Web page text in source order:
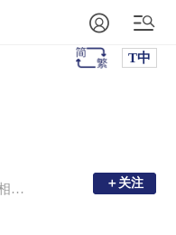
T中
一位退休的出版社编辑，相信“围观改变中国”。 ＋关注
＋关注